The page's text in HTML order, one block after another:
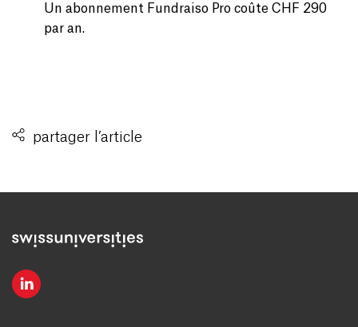
Un abonnement Fundraiso Pro coûte CHF 290
par an.
partager l’article